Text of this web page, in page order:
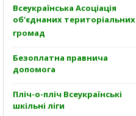
Всеукраїнська Асоціація
об'єднаних територіальних
громад
Безоплатна правнича
допомога
Пліч-о-пліч Всеукраїнські
шкільні ліги